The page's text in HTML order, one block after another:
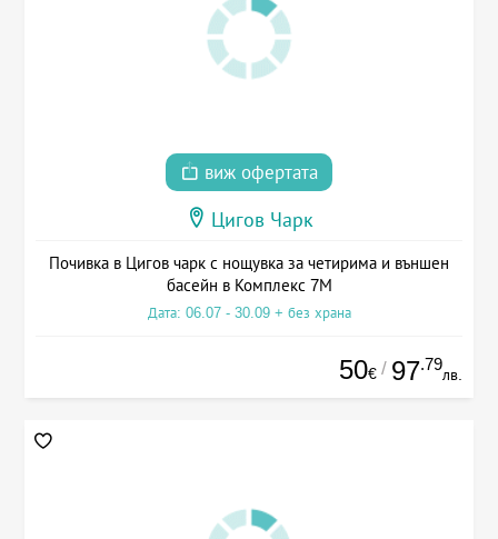
виж офертата
Цигов Чарк
Почивка в Цигов чарк с нощувка за четирима и външен
басейн в Комплекс 7М
Дата: 06.07 - 30.09 + без храна
50€ / 97.79
лв.